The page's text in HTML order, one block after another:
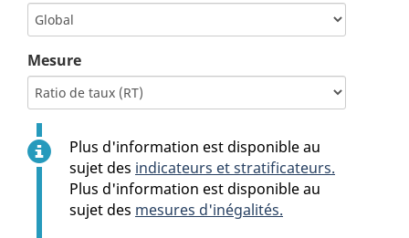
Mesure
Plus d'information est disponible au
sujet des indicateurs et stratificateurs.
Plus d'information est disponible au
sujet des mesures d'inégalités.